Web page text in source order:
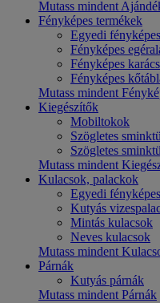
Mutass mindent
Fényképes termékek
Egyedi
Fényképes
Fényképes
Fényképes
Mutass mindent
Kiegészítők
Mobiltokok
Szögletes
Szögletes
Mutass mindent
Kulacsok, palackok
Egyedi
Kutyás
Mintás kulacsok
Neves kulacsok
Mutass mindent
Párnák
Kutyás párnák
Mutass mindent Párnák